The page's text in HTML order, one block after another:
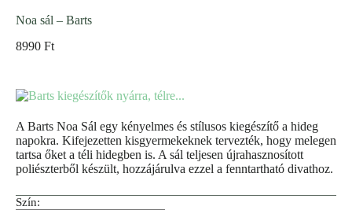
Noa sál – Barts
8990 Ft
A Barts Noa Sál egy kényelmes és stílusos kiegészítő a hideg
napokra. Kifejezetten kisgyermekeknek tervezték, hogy melegen
tartsa őket a téli hidegben is. A sál teljesen újrahasznosított
poliészterből készült, hozzájárulva ezzel a fenntartható divathoz.
Szín: